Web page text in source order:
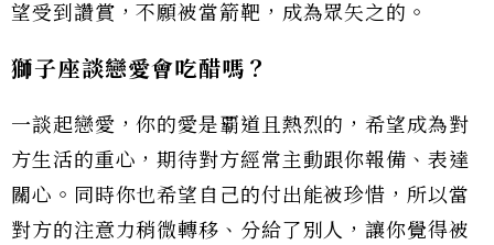
望受到讚賞，不願被當箭靶，成為眾矢之的。
獅子座談戀愛會吃醋嗎？
一談起戀愛，你的愛是覇道且熱烈的，希望成為對
方生活的重心，期待對方經常主動跟你報備、表達
關心。同時你也希望自己的付出能被珍惜，所以當
對方的注意力稍微轉移、分給了別人，讓你覺得被